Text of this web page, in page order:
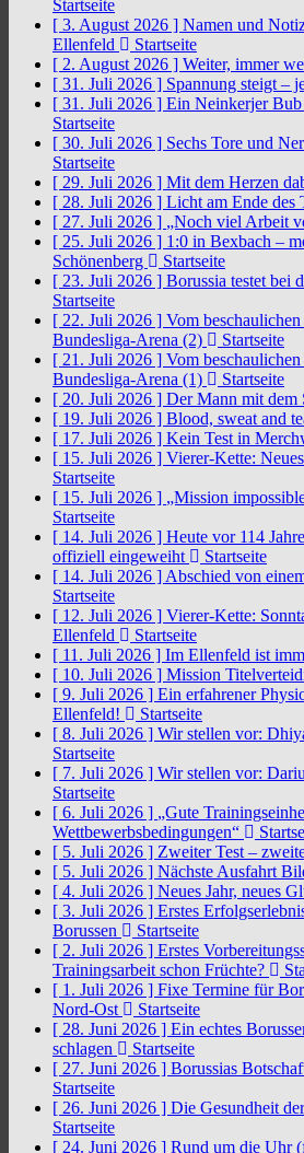
Startseite
[ 3. August 2026 ] Namen und
Ellenfeld
Startseite
[ 2. August 2026 ] Weiter, immer
[ 31. Juli 2026 ] Spannung steigt –
[ 31. Juli 2026 ] Ein Neinkerjer
Startseite
[ 30. Juli 2026 ] Sechs Tore und
Startseite
[ 29. Juli 2026 ] Mit dem Herzen
[ 28. Juli 2026 ] Licht am Ende des
[ 27. Juli 2026 ] „Noch viel Arbeit
[ 25. Juli 2026 ] 1:0 in Bexbach –
Schönenberg
Startseite
[ 23. Juli 2026 ] Borussia testet bei
Startseite
[ 22. Juli 2026 ] Vom
Bundesliga-Arena (2)
Startseite
[ 21. Juli 2026 ] Vom
Bundesliga-Arena (1)
Startseite
[ 20. Juli 2026 ] Der Mann mit dem
[ 19. Juli 2026 ] Blood, sweat and
[ 17. Juli 2026 ] Kein Test in
[ 15. Juli 2026 ] Vierer-Kette:
Startseite
[ 15. Juli 2026 ] „Mission
Startseite
[ 14. Juli 2026 ] Heute vor 114
offiziell eingeweiht
Startseite
[ 14. Juli 2026 ] Abschied von
Startseite
[ 12. Juli 2026 ] Vierer-Kette:
Ellenfeld
Startseite
[ 11. Juli 2026 ] Im Ellenfeld ist
[ 10. Juli 2026 ] Mission
[ 9. Juli 2026 ] Ein erfahrener
Ellenfeld!
Startseite
[ 8. Juli 2026 ] Wir stellen vor:
Startseite
[ 7. Juli 2026 ] Wir stellen vor:
Startseite
[ 6. Juli 2026 ] „Gute
Wettbewerbsbedingungen“
[ 5. Juli 2026 ] Zweiter Test –
[ 5. Juli 2026 ] Nächste Ausfahrt
[ 4. Juli 2026 ] Neues Jahr, neues
[ 3. Juli 2026 ] Erstes
Borussen
Startseite
[ 2. Juli 2026 ] Erstes
Trainingsarbeit schon Früchte?
[ 1. Juli 2026 ] Fixe Termine für
Nord-Ost
Startseite
[ 28. Juni 2026 ] Ein echtes
schlagen
Startseite
[ 27. Juni 2026 ] Borussias
Startseite
[ 26. Juni 2026 ] Die Gesundheit
Startseite
[ 24. Juni 2026 ] Rund um die Uhr